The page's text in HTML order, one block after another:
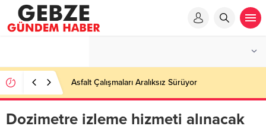
Asfalt Çalışmaları Aralıksız Sürüyor
Dozimetre izleme hizmeti alınacak